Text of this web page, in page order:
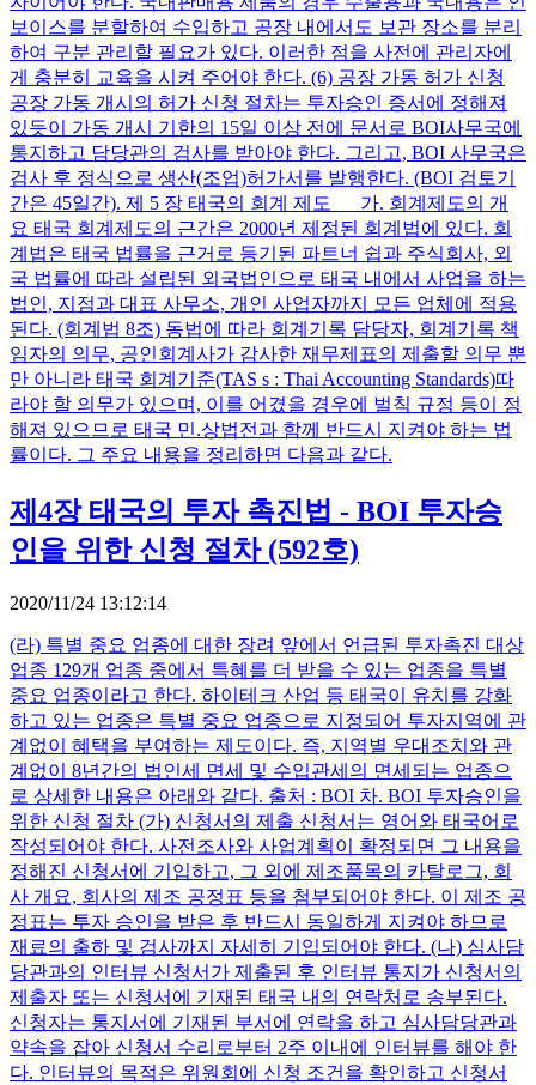
보이스를 분할하여 수입하고 공장 내에서도 보관 장소를 분리
하여 구분 관리할 필요가 있다. 이러한 점을 사전에 관리자에
게 충분히 교육을 시켜 주어야 한다. (6) 공장 가동 허가 신청
공장 가동 개시의 허가 신청 절차는 투자승인 증서에 정해져
있듯이 가동 개시 기한의 15일 이상 전에 문서로 BOI사무국에
통지하고 담당관의 검사를 받아야 한다. 그리고, BOI 사무국은
검사 후 정식으로 생산(조업)허가서를 발행한다. (BOI 검토기
간은 45일간). 제 5 장 태국의 회계 제도 가. 회계제도의 개
요 태국 회계제도의 근간은 2000년 제정된 회계법에 있다. 회
계법은 태국 법률을 근거로 등기된 파트너 쉽과 주식회사, 외
국 법률에 따라 설립된 외국법인으로 태국 내에서 사업을 하는
법인, 지점과 대표 사무소, 개인 사업자까지 모든 업체에 적용
된다. (회계법 8조) 동법에 따라 회계기록 담당자, 회계기록 책
임자의 의무, 공인회계사가 감사한 재무제표의 제출할 의무 뿐
만 아니라 태국 회계기준(TAS s : Thai Accounting Standards)따
라야 할 의무가 있으며, 이를 어겼을 경우에 벌칙 규정 등이 정
해져 있으므로 태국 민.상법전과 함께 반드시 지켜야 하는 법
률이다. 그 주요 내용을 정리하면 다음과 같다.
제4장 태국의 투자 촉진법 - BOI 투자승
인을 위한 신청 절차 (592호)
2020/11/24 13:12:14
(라) 특별 중요 업종에 대한 장려 앞에서 언급된 투자촉진 대상
업종 129개 업종 중에서 특혜를 더 받을 수 있는 업종을 특별
중요 업종이라고 한다. 하이테크 산업 등 태국이 유치를 강화
하고 있는 업종은 특별 중요 업종으로 지정되어 투자지역에 관
계없이 혜택을 부여하는 제도이다. 즉, 지역별 우대조치와 관
계없이 8년간의 법인세 면세 및 수입관세의 면세되는 업종으
로 상세한 내용은 아래와 같다. 출처 : BOI 차. BOI 투자승인을
위한 신청 절차 (가) 신청서의 제출 신청서는 영어와 태국어로
작성되어야 한다. 사전조사와 사업계획이 확정되면 그 내용을
정해진 신청서에 기입하고, 그 외에 제조품목의 카탈로그, 회
사 개요, 회사의 제조 공정표 등을 첨부되어야 한다. 이 제조 공
정표는 투자 승인을 받은 후 반드시 동일하게 지켜야 하므로
재료의 출하 및 검사까지 자세히 기입되어야 한다. (나) 심사담
당관과의 인터뷰 신청서가 제출된 후 인터뷰 통지가 신청서의
제출자 또는 신청서에 기재된 태국 내의 연락처로 송부된다.
신청자는 통지서에 기재된 부서에 연락을 하고 심사담당관과
약속을 잡아 신청서 수리로부터 2주 이내에 인터뷰를 해야 한
다. 인터뷰의 목적은 위원회에 신청 조건을 확인하고 신청서